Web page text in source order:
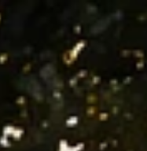
Skip
content